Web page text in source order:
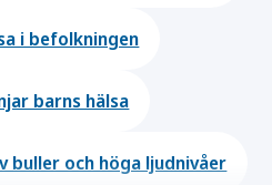
i befolkningen
barns hälsa
buller och höga ljudnivåer